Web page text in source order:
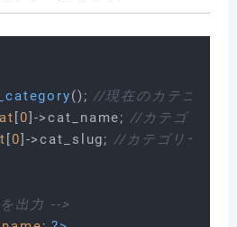
(); //現在のカテゴリー
[0]->cat_name; //カテゴリー名
[0]->cat_slug; //カテゴリースラ
出力 -->